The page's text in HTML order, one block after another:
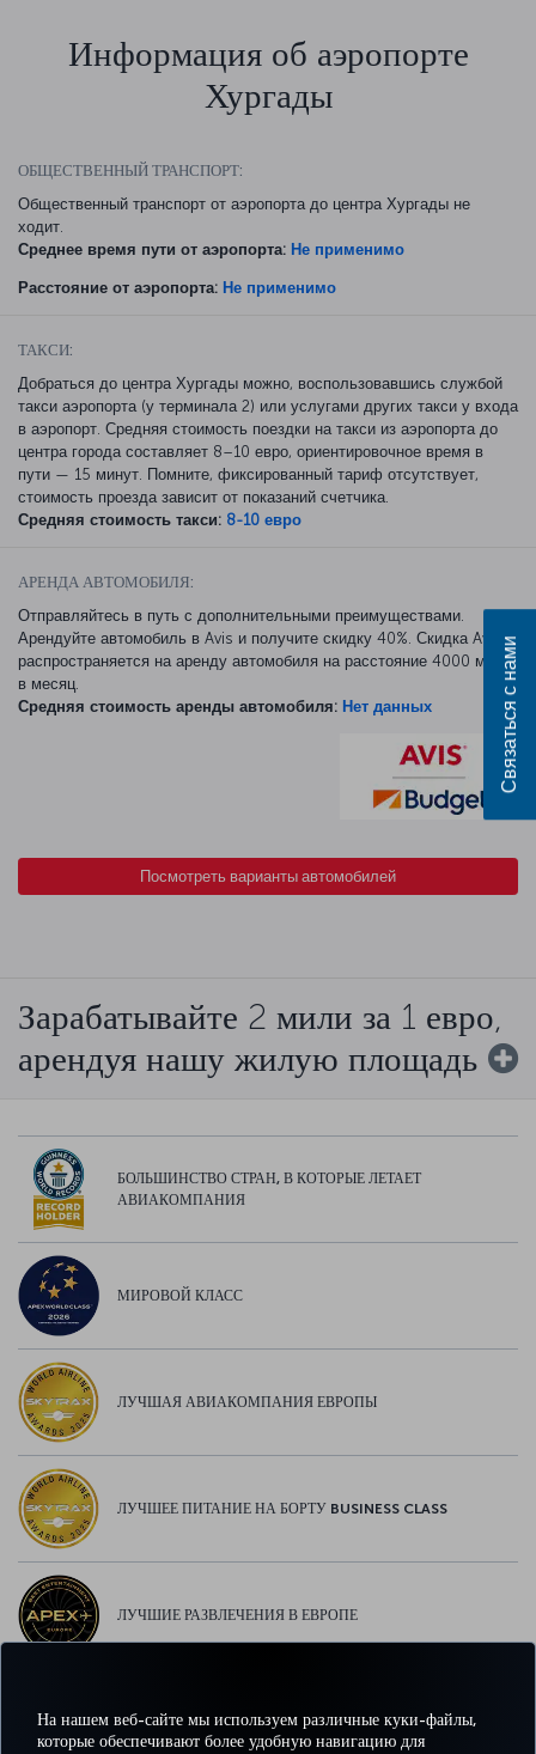
На нашем веб-сайте мы используем различные куки-файлы,
которые обеспечивают более удобную навигацию для
Информация об аэропорте
Хургады
ОБЩЕСТВЕННЫЙ ТРАНСПОРТ:
Общественный транспорт от аэропорта до центра Хургады не
ходит.
Среднее время пути от аэропорта: Не применимо
Расстояние от аэропорта: Не применимо
ТАКСИ:
Добраться до центра Хургады можно, воспользовавшись службой
такси аэропорта (у терминала 2) или услугами других такси у входа
в аэропорт. Средняя стоимость поездки на такси из аэропорта до
центра города составляет 8–10 евро, ориентировочное время в
пути — 15 минут. Помните, фиксированный тариф отсутствует,
стоимость проезда зависит от показаний счетчика.
Средняя стоимость такси: 8-10 евро
АРЕНДА АВТОМОБИЛЯ:
Отправляйтесь в путь с дополнительными преимуществами.
Арендуйте автомобиль в Avis и получите скидку 40%. Скидка Avis
распространяется на аренду автомобиля на расстояние 4000 миль
в месяц.
Средняя стоимость аренды автомобиля: Нет данных
Посмотреть варианты автомобилей
Зарабатывайте 2 мили за 1 евро,
арендуя нашу жилую площадь
БОЛЬШИНСТВО СТРАН, В КОТОРЫЕ ЛЕТАЕТ
АВИАКОМПАНИЯ
МИРОВОЙ КЛАСС
ЛУЧШАЯ АВИАКОМПАНИЯ ЕВРОПЫ
ЛУЧШЕЕ ПИТАНИЕ НА БОРТУ BUSINESS CLASS
ЛУЧШИЕ РАЗВЛЕЧЕНИЯ В ЕВРОПЕ
ЛУЧШИЙ WI-FI В ЕВРОПЕ
Связаться с нами